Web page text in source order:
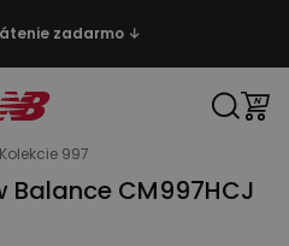
zadarmo ↓
Kolekcie 997
Balance CM997HCJ